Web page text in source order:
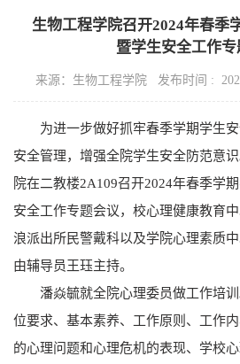
生物工程学院召开2024年春季
暨学生安全工作专
来源：生物工程学院 发布时间 :
为进一步做好抓牢春季学期学生
安全管理，增强全院学生安全防范意
院在二教楼2A109召开2024年春季学
安全工作专题会议，校心理健康教育
浪派出所民警戴科以及学院心理素质
由辅导员王珏主持。
潘焱毓就全院心理委员做工作培
位要求、基本素养、工作原则、工作
的心理问题和心理危机的表现、学校